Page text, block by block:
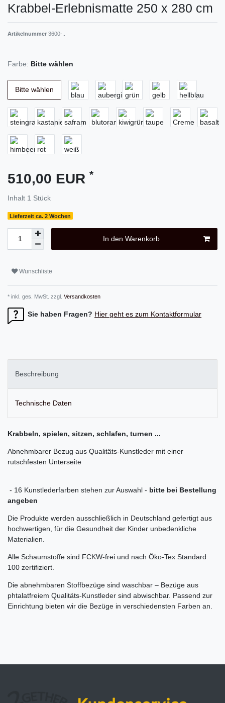
Krabbel-Erlebnismatte 250 x 280 cm
Artikelnummer 3600-..
Farbe: Bitte wählen
Bitte wählen
510,00 EUR *
Inhalt 1 Stück
Lieferzeit ca. 2 Wochen
In den Warenkorb
Wunschliste
* inkl. ges. MwSt. zzgl. Versandkosten
Sie haben Fragen? Hier geht es zum Kontaktformular
Beschreibung
Technische Daten
Krabbeln, spielen, sitzen, schlafen, turnen ...
Abnehmbarer Bezug aus Qualitäts-Kunstleder mit einer
rutschfesten Unterseite
- 16 Kunstlederfarben stehen zur Auswahl - bitte bei Bestellung
angeben
Die Produkte werden ausschließlich in Deutschland gefertigt aus
hochwertigen, für die Gesundheit der Kinder unbedenkliche
Materialien.
Alle Schaumstoffe sind FCKW-frei und nach Öko-Tex Standard
100 zertifiziert.
Die abnehmbaren Stoffbezüge sind waschbar – Bezüge aus
phtalatfreiem Qualitäts-Kunstleder sind abwischbar. Passend zur
Einrichtung bieten wir die Bezüge in verschiedensten Farben an.